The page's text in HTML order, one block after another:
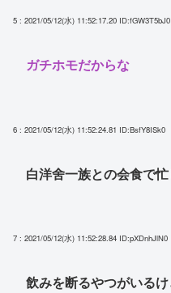
5 : 2021/05/12(水) 11:52:17.20 ID:fGW3T5bJ0
ガチホモだからな
6 : 2021/05/12(水) 11:52:24.81 ID:BsfY8ISk0
白洋舍一族との会食で
7 : 2021/05/12(水) 11:52:28.84 ID:pXDnhJlN0
飲みを断るやつがいる